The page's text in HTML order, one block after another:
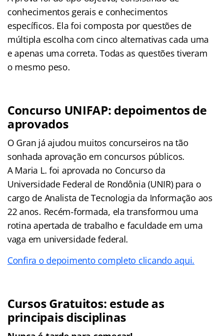
conhecimentos gerais e conhecimentos
específicos. Ela foi composta por questões de
múltipla escolha com cinco alternativas cada uma
e apenas uma correta. Todas as questões tiveram
o mesmo peso.
Concurso UNIFAP: depoimentos de
aprovados
O Gran já ajudou muitos concurseiros na tão
sonhada aprovação em concursos públicos.
A Maria L. foi aprovada no Concurso da
Universidade Federal de Rondônia (UNIR) para o
cargo de Analista de Tecnologia da Informação aos
22 anos. Recém-formada, ela transformou uma
rotina apertada de trabalho e faculdade em uma
vaga em universidade federal.
Confira o depoimento completo clicando aqui.
Cursos Gratuitos: estude as
principais disciplinas